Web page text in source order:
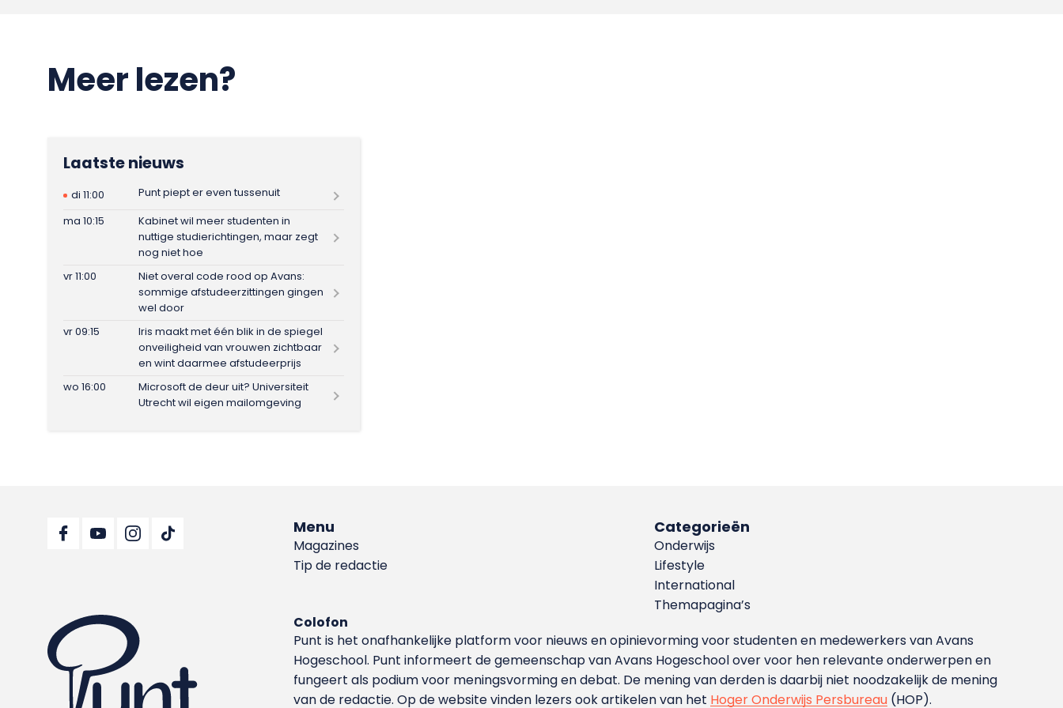
Meer lezen?
Laatste nieuws
di 11:00
Punt piept er even tussenuit
ma 10:15
Kabinet wil meer studenten in
nuttige studierichtingen, maar zegt
nog niet hoe
vr 11:00
Niet overal code rood op Avans:
sommige afstudeerzittingen gingen
wel door
vr 09:15
Iris maakt met één blik in de spiegel
onveiligheid van vrouwen zichtbaar
en wint daarmee afstudeerprijs
wo 16:00
Microsoft de deur uit? Universiteit
Utrecht wil eigen mailomgeving
Menu
Magazines
Tip de redactie
Categorieën
Onderwijs
Lifestyle
International
Themapagina’s
Colofon
Punt is het onafhankelijke platform voor nieuws en opinievorming voor studenten en medewerkers van Avans
Hoge­school. Punt informeert de gemeenschap van Avans Hogeschool over voor hen relevante onderwerpen en
fungeert als podium voor meningsvorming en debat. De mening van derden is daarbij niet noodzakelijk de mening
van de redactie. Op de website vinden lezers ook artikelen van het Hoger Onderwijs Persbureau (HOP).